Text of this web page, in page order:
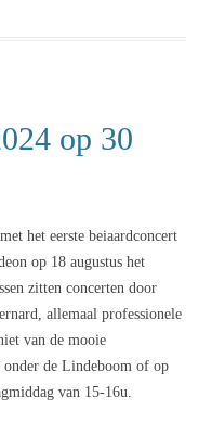
op 30
het eerste beiaardconcert
op 18 augustus het
zitten concerten door
allemaal professionele
van de mooie
onder de Lindeboom of op
van 15-16u.